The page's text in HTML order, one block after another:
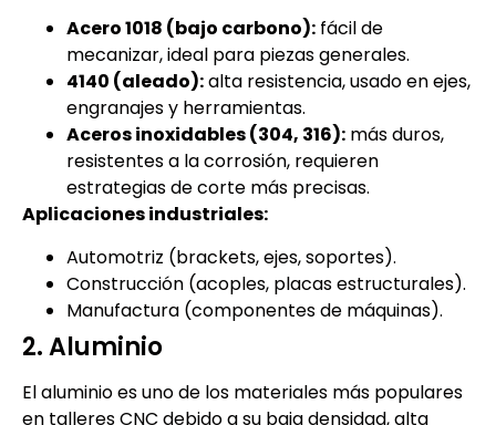
Acero 1018 (bajo carbono): fácil de
mecanizar, ideal para piezas generales.
4140 (aleado):alta resistencia, usado en ejes,
engranajes y herramientas.
Aceros inoxidables (304, 316): más duros,
resistentes a la corrosión, requieren
estrategias de corte más precisas.
Aplicaciones industriales:
Automotriz (brackets, ejes, soportes).
Construcción (acoples, placas estructurales).
Manufactura (componentes de máquinas).
2. Aluminio
El aluminio es uno de los materiales más populares
en talleres CNC debido a su baja densidad, alta